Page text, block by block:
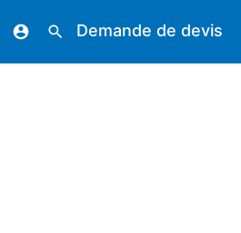
account_circle search Demande de devis